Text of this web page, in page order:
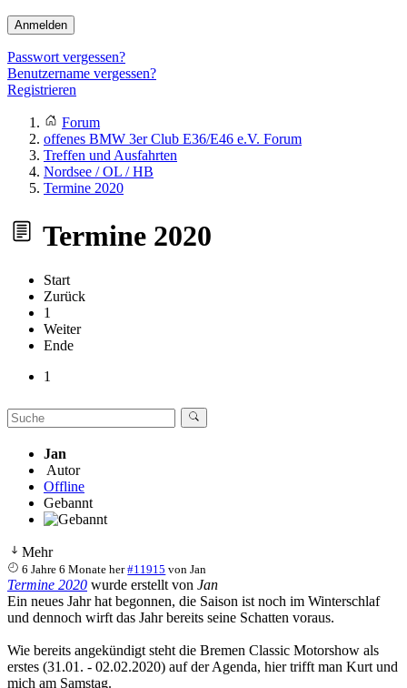
Anmelden
Passwort vergessen?
Benutzername vergessen?
Registrieren
Forum
offenes BMW 3er Club E36/E46 e.V. Forum
Treffen und Ausfahrten
Nordsee / OL / HB
Termine 2020
Termine 2020
Start
Zurück
1
Weiter
Ende
1
Jan
Autor
Offline
Gebannt
Mehr
6 Jahre 6 Monate her #11915 vonJan
Termine 2020 wurde erstellt von Jan
Ein neues Jahr hat begonnen, die Saison ist noch im Winterschlaf
und dennoch wirft das Jahr bereits seine Schatten voraus.
Wie bereits angekündigt steht die Bremen Classic Motorshow als
erstes (31.01. - 02.02.2020) auf der Agenda, hier trifft man Kurt und
mich am Samstag.